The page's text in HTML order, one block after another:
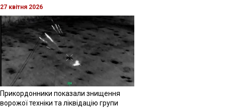
27 квітня 2026
Прикордонники показали знищення
ворожої техніки та ліквідацію групи